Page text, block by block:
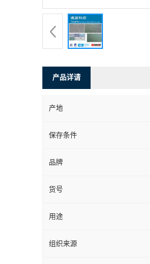
产品详请
产地
保存条件
品牌
货号
用途
组织来源